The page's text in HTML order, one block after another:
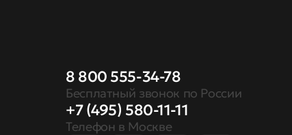
8 800 555-34-78
Бесплатный звонок по России
+7 (495) 580-11-11
Телефон в Москве